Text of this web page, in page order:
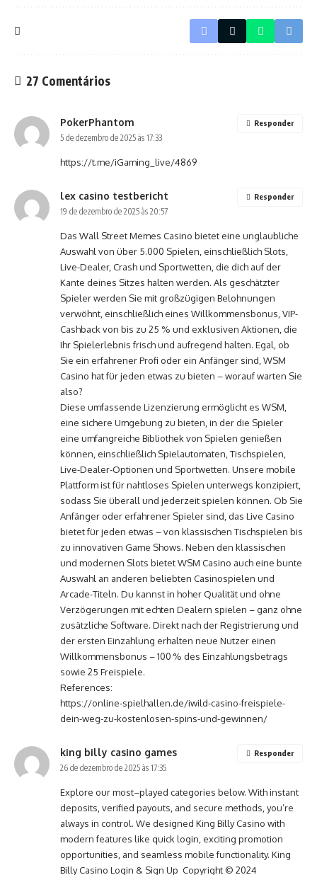
27 Comentários
PokerPhantom
5 de dezembro de 2025 às 17:33
https://t.me/iGaming_live/4869
Responder
lex casino testbericht
19 de dezembro de 2025 às 20:57
Das Wall Street Memes Casino bietet eine unglaubliche
Auswahl von über 5.000 Spielen, einschließlich Slots,
Live-Dealer, Crash und Sportwetten, die dich auf der
Kante deines Sitzes halten werden. Als geschätzter
Spieler werden Sie mit großzügigen Belohnungen
verwöhnt, einschließlich eines Willkommensbonus, VIP-
Cashback von bis zu 25 % und exklusiven Aktionen, die
Ihr Spielerlebnis frisch und aufregend halten. Egal, ob
Sie ein erfahrener Profi oder ein Anfänger sind, WSM
Casino hat für jeden etwas zu bieten – worauf warten Sie
also?
Diese umfassende Lizenzierung ermöglicht es WSM,
eine sichere Umgebung zu bieten, in der die Spieler
eine umfangreiche Bibliothek von Spielen genießen
können, einschließlich Spielautomaten, Tischspielen,
Live-Dealer-Optionen und Sportwetten. Unsere mobile
Plattform ist für nahtloses Spielen unterwegs konzipiert,
sodass Sie überall und jederzeit spielen können. Ob Sie
Anfänger oder erfahrener Spieler sind, das Live Casino
bietet für jeden etwas – von klassischen Tischspielen bis
zu innovativen Game Shows. Neben den klassischen
und modernen Slots bietet WSM Casino auch eine bunte
Auswahl an anderen beliebten Casinospielen und
Arcade-Titeln. Du kannst in hoher Qualität und ohne
Verzögerungen mit echten Dealern spielen – ganz ohne
zusätzliche Software. Direkt nach der Registrierung und
der ersten Einzahlung erhalten neue Nutzer einen
Willkommensbonus – 100 % des Einzahlungsbetrags
sowie 25 Freispiele.
References:
https://online-spielhallen.de/iwild-casino-freispiele-
dein-weg-zu-kostenlosen-spins-und-gewinnen/
Responder
king billy casino games
26 de dezembro de 2025 às 17:35
Explore our most–played categories below. With instant
deposits, verified payouts, and secure methods, you’re
always in control. We designed King Billy Casino with
modern features like quick login, exciting promotion
opportunities, and seamless mobile functionality. King
Billy Casino Login & Sign Up Copyright © 2024
Responder